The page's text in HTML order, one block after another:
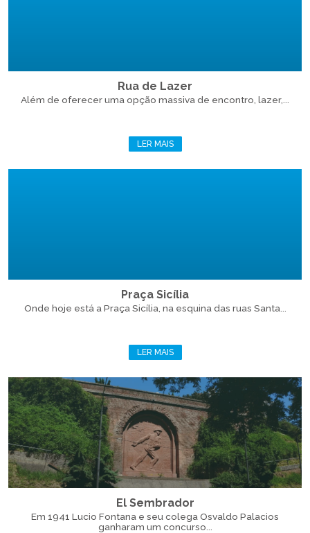
Rua de Lazer
Além de oferecer uma opção massiva de encontro, lazer,...
LER MAIS
Praça Sicília
Onde hoje está a Praça Sicília, na esquina das ruas Santa...
LER MAIS
El Sembrador
Em 1941 Lucio Fontana e seu colega Osvaldo Palacios
ganharam um concurso...